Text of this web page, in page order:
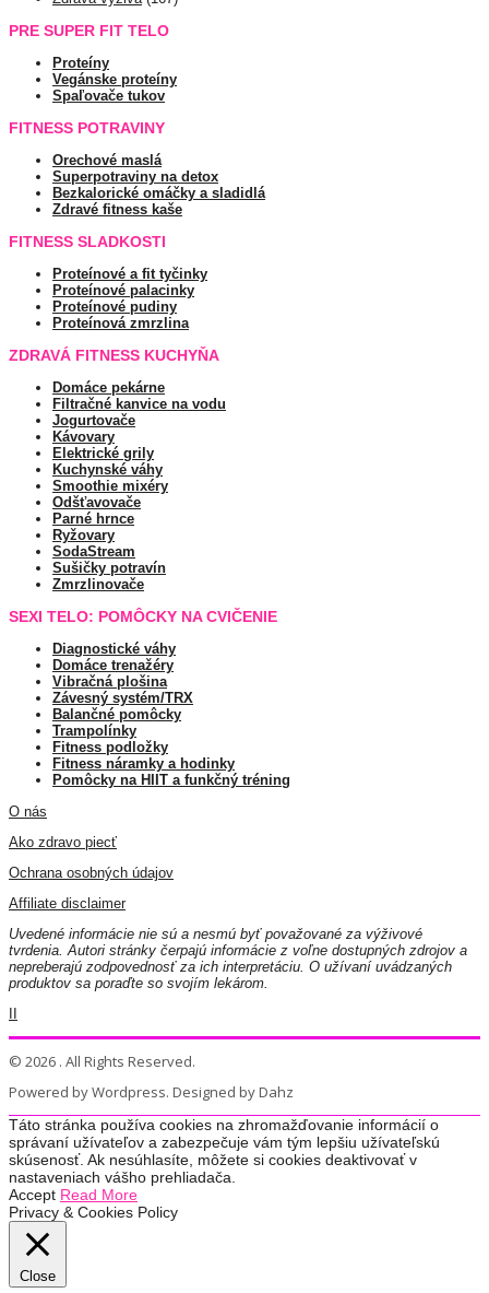
PRE SUPER FIT TELO
Proteíny
Vegánske proteíny
Spaľovače tukov
FITNESS POTRAVINY
Orechové maslá
Superpotraviny na detox
Bezkalorické omáčky a sladidlá
Zdravé fitness kaše
FITNESS SLADKOSTI
Proteínové a fit tyčinky
Proteínové palacinky
Proteínové pudiny
Proteínová zmrzlina
ZDRAVÁ FITNESS KUCHYŇA
Domáce pekárne
Filtračné kanvice na vodu
Jogurtovače
Kávovary
Elektrické grily
Kuchynské váhy
Smoothie mixéry
Odšťavovače
Parné hrnce
Ryžovary
SodaStream
Sušičky potravín
Zmrzlinovače
SEXI TELO: POMÔCKY NA CVIČENIE
Diagnostické váhy
Domáce trenažéry
Vibračná plošina
Závesný systém/TRX
Balančné pomôcky
Trampolínky
Fitness podložky
Fitness náramky a hodinky
Pomôcky na HIIT a funkčný tréning
O nás
Ako zdravo piecť
Ochrana osobných údajov
Affiliate disclaimer
Uvedené informácie nie sú a nesmú byť považované za výživové
tvrdenia. Autori stránky čerpajú informácie z voľne dostupných zdrojov a
nepreberajú zodpovednosť za ich interpretáciu. O užívaní uvádzaných
produktov sa poraďte so svojím lekárom.
© 2026 . All Rights Reserved.
Powered by Wordpress. Designed by Dahz
Táto stránka používa cookies na zhromažďovanie informácií o
správaní užívateľov a zabezpečuje vám tým lepšiu užívateľskú
skúsenosť. Ak nesúhlasíte, môžete si cookies deaktivovať v
nastaveniach vášho prehliadača.
Accept Read More
Privacy & Cookies Policy
Close